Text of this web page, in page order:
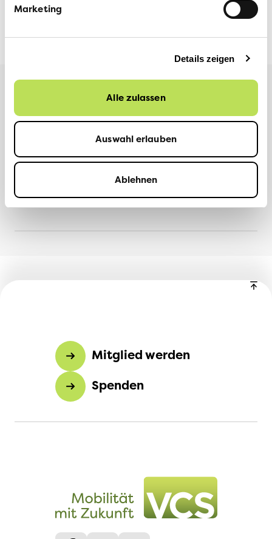
Marketing
Details zeigen
Alle zulassen
Auswahl erlauben
Ablehnen
Weitere Informationen
LinkedIn
Mitglied werden
Spenden